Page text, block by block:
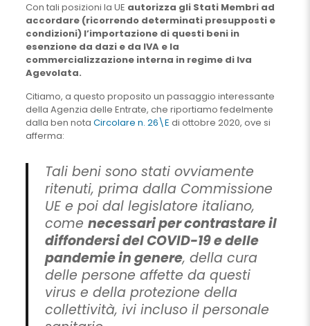
Con tali posizioni la UE autorizza gli Stati Membri ad
accordare (ricorrendo determinati presupposti e
condizioni) l’importazione di questi beni in
esenzione da dazi e da IVA e la
commercializzazione interna in regime di Iva
Agevolata.
Citiamo, a questo proposito un passaggio interessante
della Agenzia delle Entrate, che riportiamo fedelmente
dalla ben nota Circolare n. 26\E di ottobre 2020, ove si
afferma:
Tali beni sono stati ovviamente
ritenuti, prima dalla Commissione
UE e poi dal legislatore italiano,
come necessari per contrastare il
diffondersi del COVID-19 e delle
pandemie in genere, della cura
delle persone affette da questi
virus e della protezione della
collettività, ivi incluso il personale